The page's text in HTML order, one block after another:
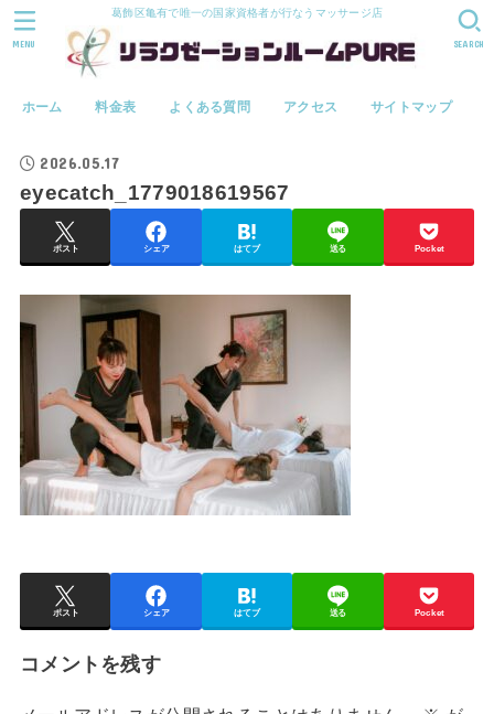
葛飾区亀有で唯一の国家資格者が行なうマッサージ店
ホーム 料金表 よくある質問 アクセス サイトマップ
SEARCH
MENU
2026.05.17
eyecatch_1779018619567
ポスト シェア はてブ 送る Pocket
ポスト シェア はてブ 送る Pocket
コメントを残す